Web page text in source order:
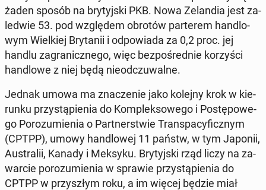
żaden sposób na bry­tyj­ski PKB. Nowa Ze­lan­dia jest za­
le­d­wie 53. pod wzglę­dem obrotów par­te­rem han­dlo­
wym Wiel­kiej Bry­ta­nii i od­po­wia­da za 0,2 proc. jej
handlu za­gra­nicz­ne­go, więc bez­po­śred­nie ko­rzy­ści
han­dlo­we z niej będą nie­od­czu­wal­ne.
Jednak umowa ma zna­cze­nie jako kolejny krok w kie­
run­ku przy­stą­pie­nia do Kom­plek­so­we­go i Po­stę­po­we­
go Po­ro­zu­mie­nia o Part­ner­stwie Trans­pa­cy­ficz­nym
(CPTPP), umowy han­dlo­wej 11 państw, w tym Japonii,
Au­stra­lii, Kanady i Meksyku. Bry­tyj­ski rząd liczy na za­
war­cie po­ro­zu­mie­nia w sprawie przy­stą­pie­nia do
CPTPP w przy­szłym roku, a im więcej będzie miał